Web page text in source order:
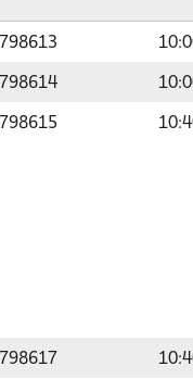
798613
798614
798615
798617